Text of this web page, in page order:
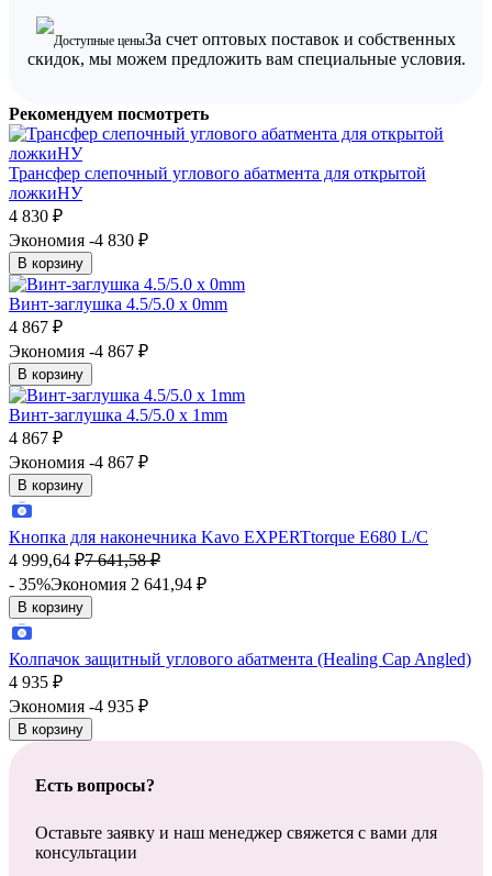
Доступные ценыЗа счет оптовых поставок и собственных
скидок, мы можем предложить вам специальные условия.
Рекомендуем посмотреть
Трансфер слепочный углового абатмента для открытой
ложкиНУ
4 830 ₽
Экономия -4 830 ₽
В корзину
Винт-заглушка 4.5/5.0 х 0mm
4 867 ₽
Экономия -4 867 ₽
В корзину
Винт-заглушка 4.5/5.0 х 1mm
4 867 ₽
Экономия -4 867 ₽
В корзину
Кнопка для наконечника Kavo EXPERTtorque E680 L/C
4 999,64 ₽7 641,58 ₽
- 35%Экономия 2 641,94 ₽
В корзину
Колпачок защитный углового абатмента (Healing Cap Angled)
4 935 ₽
Экономия -4 935 ₽
В корзину
Есть вопросы?
Оставьте заявку и наш менеджер свяжется с вами для
консультации